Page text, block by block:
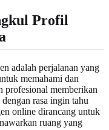
Profil
adalah perjalanan yang
memahami dan
profesional memberikan
rasa ingin tahu
online dirancang untuk
ruang yang